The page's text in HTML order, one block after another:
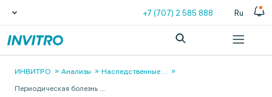
+7 (707) 2 585 888 Ru
ИНВИТРО Анализы Наследственные ...
Периодическая болезнь ...